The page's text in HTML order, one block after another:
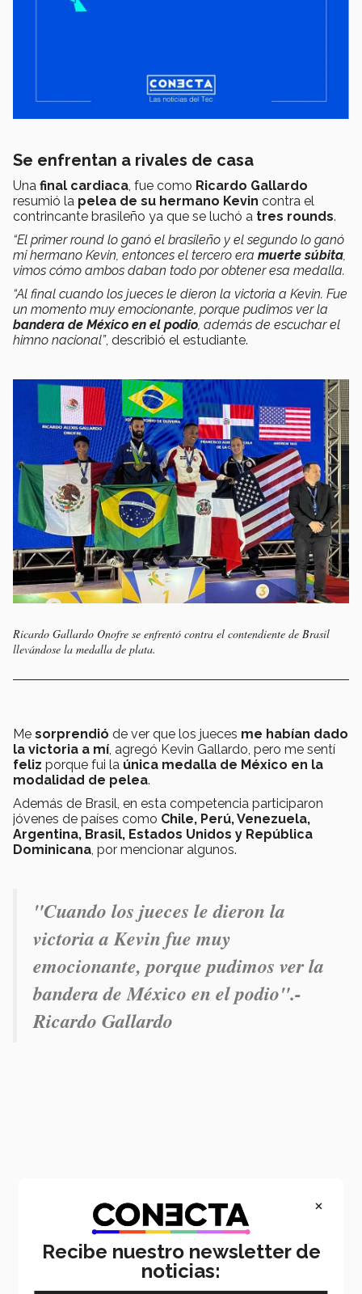
Se enfrentan a rivales de casa
Una final cardiaca , fue como Ricardo Gallardo
resumió la pelea de su hermano Kevin contra el
contrincante brasileño ya que se luchó a tres rounds.
“El primer round lo ganó el brasileño y el segundo lo ganó
mi hermano Kevin, entonces el tercero era muerte súbita
vimos cómo ambos daban todo por obtener esa medalla.
“Al final cuando los jueces le dieron la victoria a Kevin. Fue
un momento muy emocionante, porque pudimos ver la
bandera de México en el podio , además de escuchar el
himno nacional”, describió el estudiante.
Ricardo Gallardo Onofre se enfrentó contra el contendiente de Brasil
llevándose la medalla de plata.
Me sorprendió de ver que los jueces me habían dado
la victoria a mí, agregó Kevin Gallardo, pero me sentí
feliz porque fui la única medalla de México en la
modalidad de pelea.
Además de Brasil, en esta competencia participaron
jóvenes de países como Chile, Perú, Venezuela,
Argentina, Brasil, Estados Unidos y República
Dominicana, por mencionar algunos.
"Cuando los jueces le dieron la
victoria a Kevin fue muy
emocionante, porque pudimos ver la
bandera de México en el podio".-
Ricardo Gallardo
×
Recibe nuestro newsletter de
noticias: